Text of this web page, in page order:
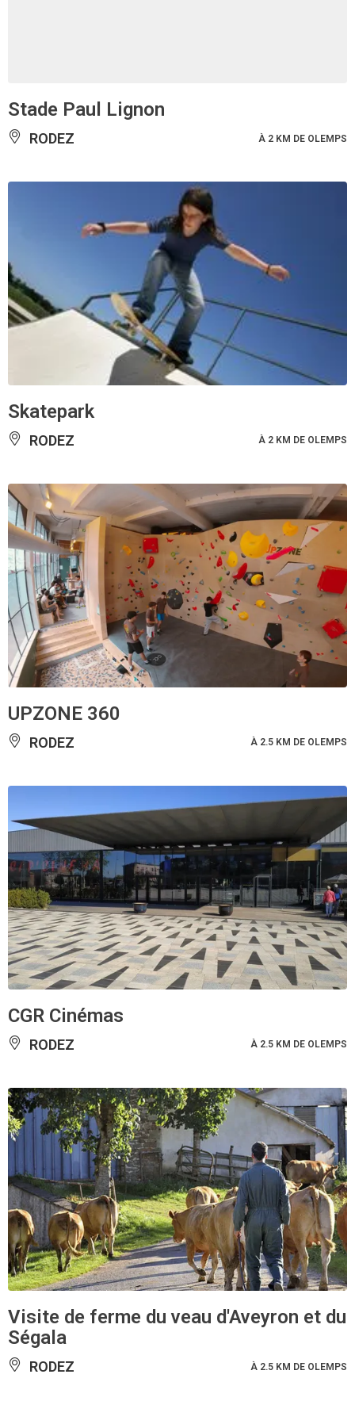
Stade Paul Lignon
RODEZ À 2 KM DE OLEMPS
Skatepark
RODEZ À 2 KM DE OLEMPS
UPZONE 360
RODEZ À 2.5 KM DE OLEMPS
CGR Cinémas
RODEZ À 2.5 KM DE OLEMPS
Visite de ferme du veau d'Aveyron et du
Ségala
RODEZ À 2.5 KM DE OLEMPS